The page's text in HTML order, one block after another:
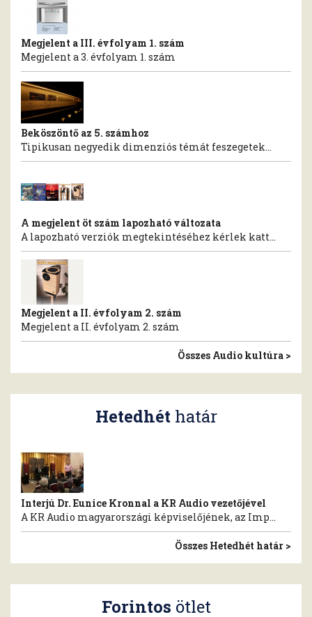
Megjelent a III. évfolyam 1. szám
Megjelent a 3. évfolyam 1. szám
Beköszöntő az 5. számhoz
Tipikusan negyedik dimenziós témát feszegetek...
A megjelent öt szám lapozható változata
A lapozható verziók megtekintéséhez kérlek katt...
Megjelent a II. évfolyam 2. szám
Megjelent a II. évfolyam 2. szám
Összes Audio kultúra >
Hetedhéthatár
Interjú Dr. Eunice Kronnal a KR Audio vezetőjével
A KR Audio magyarországi képviselőjének, az Imp...
Összes Hetedhét határ >
Forintos ötlet